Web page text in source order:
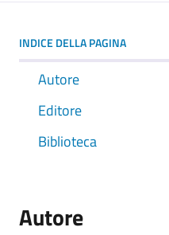
INDICE DELLA PAGINA
Autore
Editore
Biblioteca
Autore